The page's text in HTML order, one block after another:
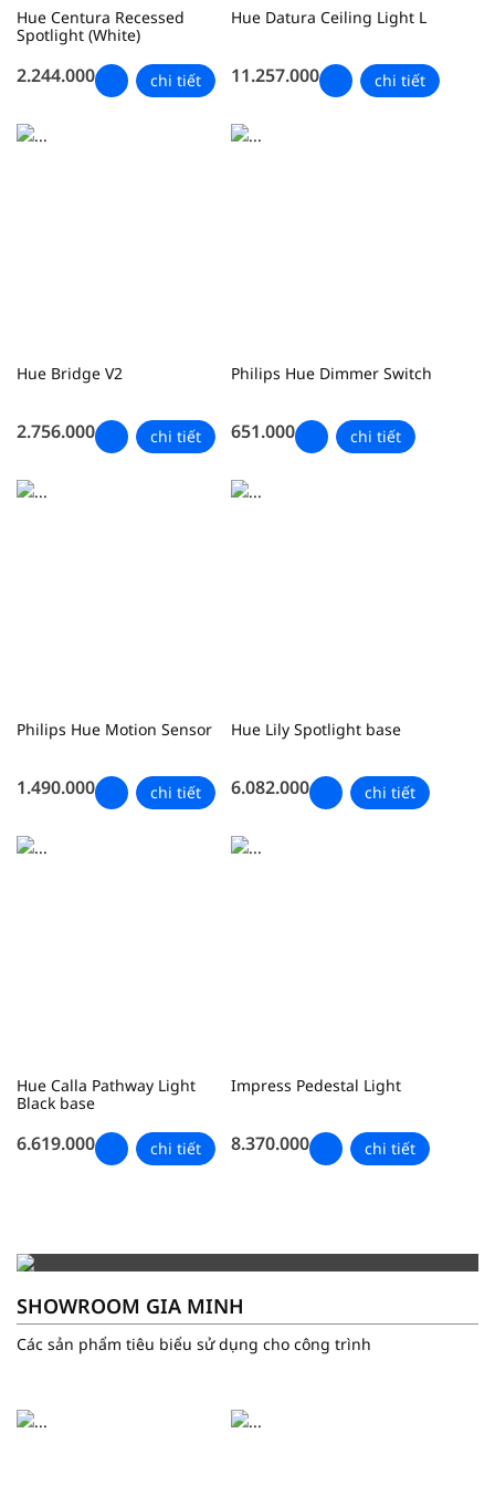
Hue Centura Recessed
Spotlight (White)
2.244.000 chi tiết
Hue Datura Ceiling Light L
11.257.000 chi tiết
Hue Bridge V2
2.756.000 chi tiết
Philips Hue Dimmer Switch
651.000 chi tiết
Philips Hue Motion Sensor
1.490.000 chi tiết
Hue Lily Spotlight base
6.082.000 chi tiết
Hue Calla Pathway Light
Black base
6.619.000 chi tiết
Impress Pedestal Light
8.370.000 chi tiết
SHOWROOM GIA MINH
Các sản phẩm tiêu biểu sử dụng cho công trình